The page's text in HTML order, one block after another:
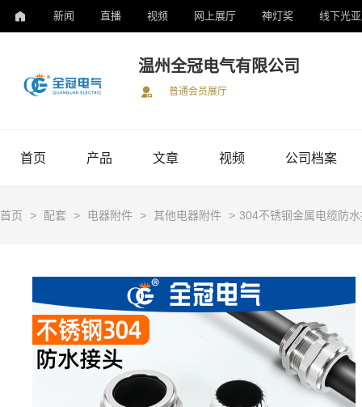
新闻 直播 视频 网上展厅 神灯奖 线下光
温州全冠电气有限公司
普通会员展厅
首页 产品 文章 视频 公司档案
首页 > 配套 > 电器附件 > 其他电器附件 > 304不锈钢金属电缆防